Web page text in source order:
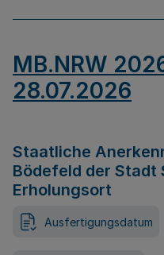
MB.NRW
28.07.2026
Staatliche
Bödefeld der Stadt
Erholungsort
Ausfertigungsdatum